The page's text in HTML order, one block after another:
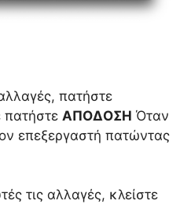
πατήστε
πατήστε ΑΠΟΔΟΣΗ Όταν
επεξεργαστή πατώντας
τις αλλαγές, κλείστε